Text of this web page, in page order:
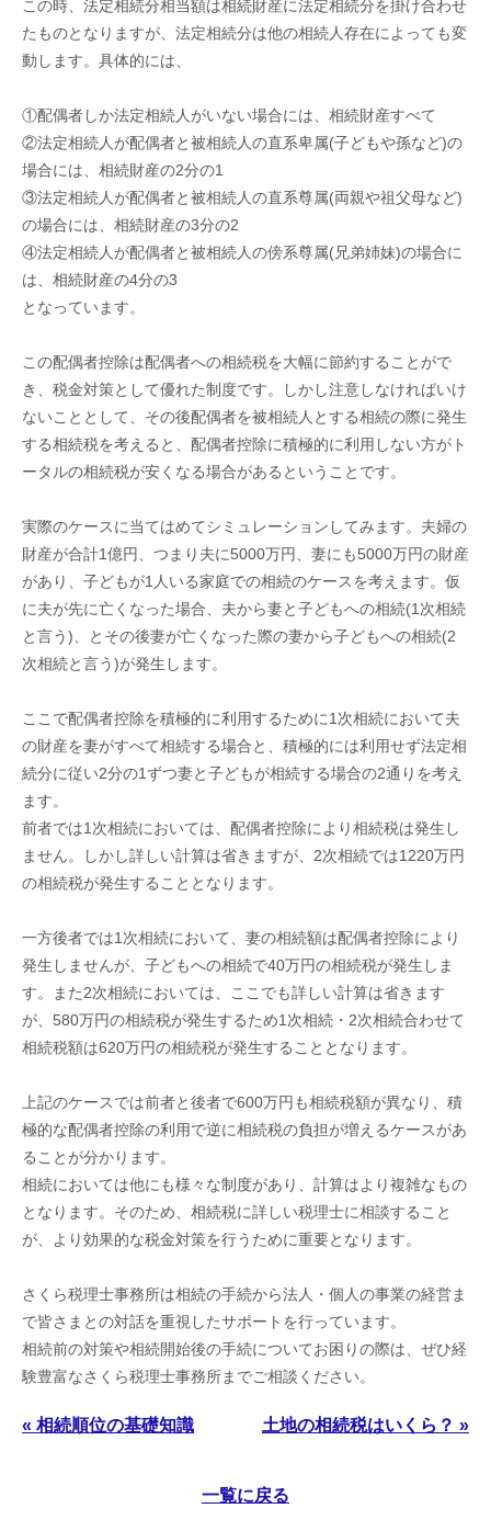
この時、法定相続分相当額は相続財産に法定相続分を掛け合わせ
たものとなりますが、法定相続分は他の相続人存在によっても変
動します。具体的には、
①配偶者しか法定相続人がいない場合には、相続財産すべて
②法定相続人が配偶者と被相続人の直系卑属(子どもや孫など)の
場合には、相続財産の2分の1
③法定相続人が配偶者と被相続人の直系尊属(両親や祖父母など)
の場合には、相続財産の3分の2
④法定相続人が配偶者と被相続人の傍系尊属(兄弟姉妹)の場合に
は、相続財産の4分の3
となっています。
この配偶者控除は配偶者への相続税を大幅に節約することがで
き、税金対策として優れた制度です。しかし注意しなければいけ
ないこととして、その後配偶者を被相続人とする相続の際に発生
する相続税を考えると、配偶者控除に積極的に利用しない方がト
ータルの相続税が安くなる場合があるということです。
実際のケースに当てはめてシミュレーションしてみます。夫婦の
財産が合計1億円、つまり夫に5000万円、妻にも5000万円の財産
があり、子どもが1人いる家庭での相続のケースを考えます。仮
に夫が先に亡くなった場合、夫から妻と子どもへの相続(1次相続
と言う)、とその後妻が亡くなった際の妻から子どもへの相続(2
次相続と言う)が発生します。
ここで配偶者控除を積極的に利用するために1次相続において夫
の財産を妻がすべて相続する場合と、積極的には利用せず法定相
続分に従い2分の1ずつ妻と子どもが相続する場合の2通りを考え
ます。
前者では1次相続においては、配偶者控除により相続税は発生し
ません。しかし詳しい計算は省きますが、2次相続では1220万円
の相続税が発生することとなります。
一方後者では1次相続において、妻の相続額は配偶者控除により
発生しませんが、子どもへの相続で40万円の相続税が発生しま
す。また2次相続においては、ここでも詳しい計算は省きます
が、580万円の相続税が発生するため1次相続・2次相続合わせて
相続税額は620万円の相続税が発生することとなります。
上記のケースでは前者と後者で600万円も相続税額が異なり、積
極的な配偶者控除の利用で逆に相続税の負担が増えるケースがあ
ることが分かります。
相続においては他にも様々な制度があり、計算はより複雑なもの
となります。そのため、相続税に詳しい税理士に相談すること
が、より効果的な税金対策を行うために重要となります。
さくら税理士事務所は相続の手続から法人・個人の事業の経営ま
で皆さまとの対話を重視したサポートを行っています。
相続前の対策や相続開始後の手続についてお困りの際は、ぜひ経
験豊富なさくら税理士事務所までご相談ください。
« 相続順位の基礎知識 土地の相続税はいくら？ »
一覧に戻る